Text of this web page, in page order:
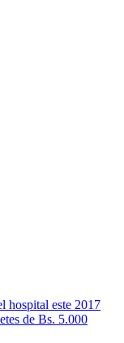
hospital este 2017
de Bs. 5.000